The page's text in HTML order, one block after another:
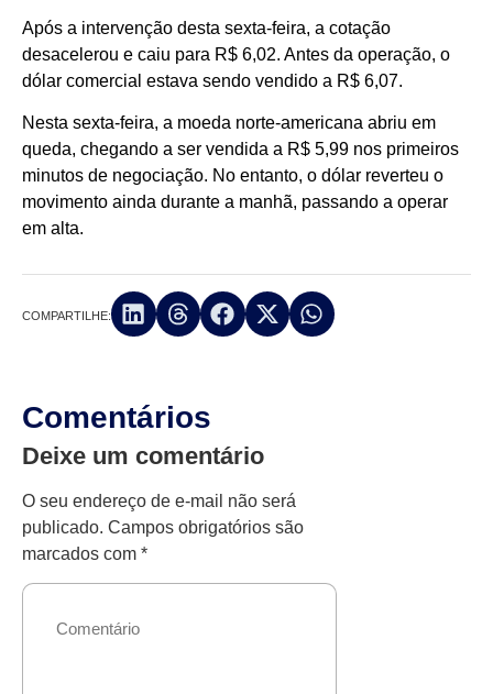
Após a intervenção desta sexta-feira, a cotação
desacelerou e caiu para R$ 6,02. Antes da operação, o
dólar comercial estava sendo vendido a R$ 6,07.
Nesta sexta-feira, a moeda norte-americana abriu em
queda, chegando a ser vendida a R$ 5,99 nos primeiros
minutos de negociação. No entanto, o dólar reverteu o
movimento ainda durante a manhã, passando a operar
em alta.
COMPARTILHE:
Comentários
Deixe um comentário
O seu endereço de e-mail não será
publicado. Campos obrigatórios são
marcados com *